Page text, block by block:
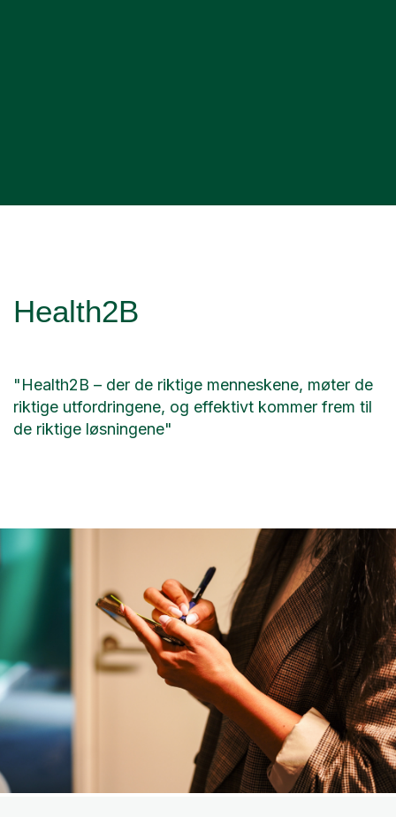
Health2B
"Health2B – der de riktige menneskene, møter de
riktige utfordringene, og effektivt kommer frem til
de riktige løsningene"